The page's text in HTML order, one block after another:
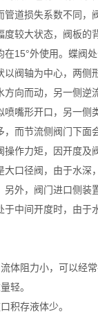
管道损失系数不同，
较大状态，阀板的
在15°外使用。蝶阀
以阀轴为中心，两侧
向而动，另一侧逆
嘴形开口，另一侧
，而节流侧阀门下面
操作力矩，因开度及
大口径阀，由于水深
另外，阀门进口侧装
中间开度时，由于
体阻力小，可以经常
轻。
积存液体少。